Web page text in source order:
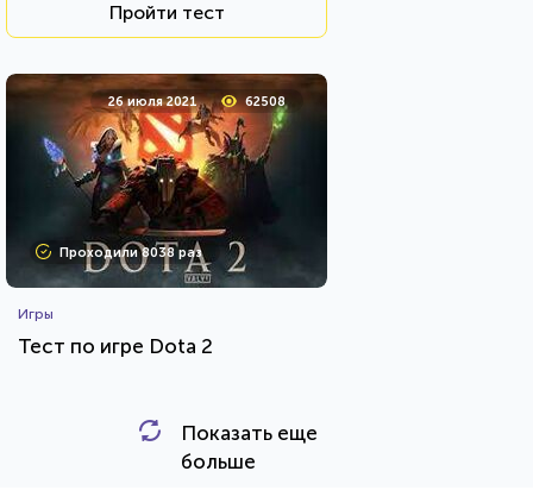
Пройти тест
26 июля 2021 62508
Проходили 8038 раз
Игры
Тест по игре Dota 2
HTML - код
Показать еще
больше